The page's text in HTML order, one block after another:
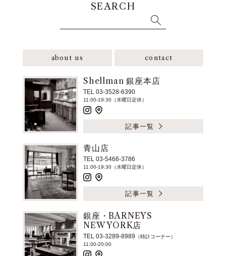
SEARCH
about us contact
Shellman 銀座本店
TEL 03-3528-6390
11:00-19:30（水曜日定休）
記事一覧
青山店
TEL 03-5466-3786
11:00-19:30（水曜日定休）
記事一覧
銀座・BARNEYS
NEW YORK店
TEL 03-3289-8989 （時計コーナー）
11:00-20:00